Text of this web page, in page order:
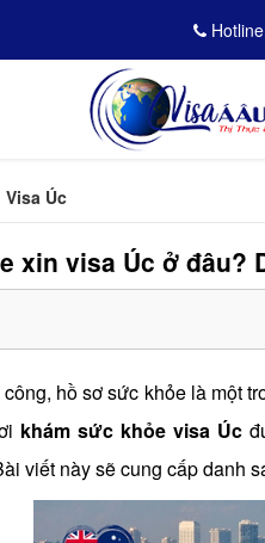
Visa Úc
xin visa Úc ở đâu?
hồ sơ sức khỏe là một
khám sức khỏe visa Úc
viết này sẽ cung cấp danh